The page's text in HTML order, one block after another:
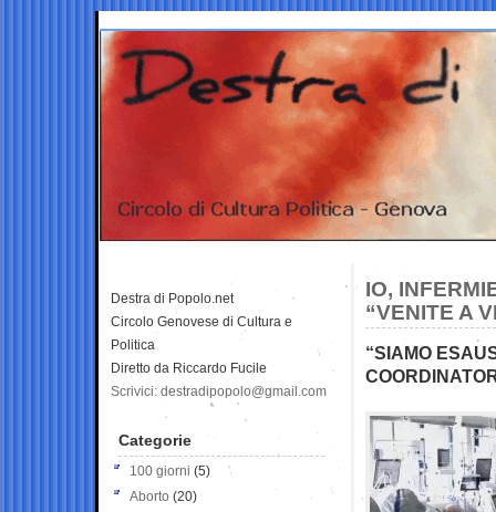
IO,
“VENITE A
“SIAMO
Destra di Popolo.net
Circolo Genovese di Cultura e
Politica
Diretto da Riccardo Fucile
Scrivici: destradipopolo@gmail.com
Categorie
100 giorni (5)
Aborto (20)